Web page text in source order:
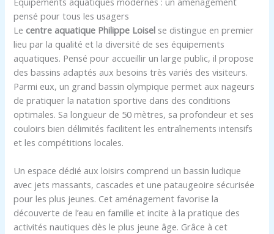
pensé pour tous les usagers
Le centre aquatique Philippe Loisel se distingue en premier
lieu par la qualité et la diversité de ses équipements
aquatiques. Pensé pour accueillir un large public, il propose
des bassins adaptés aux besoins très variés des visiteurs.
Parmi eux, un grand bassin olympique permet aux nageurs
de pratiquer la natation sportive dans des conditions
optimales. Sa longueur de 50 mètres, sa profondeur et ses
couloirs bien délimités facilitent les entraînements intensifs
et les compétitions locales.
Un espace dédié aux loisirs comprend un bassin ludique
avec jets massants, cascades et une pataugeoire sécurisée
pour les plus jeunes. Cet aménagement favorise la
découverte de l’eau en famille et incite à la pratique des
activités nautiques dès le plus jeune âge. Grâce à cet